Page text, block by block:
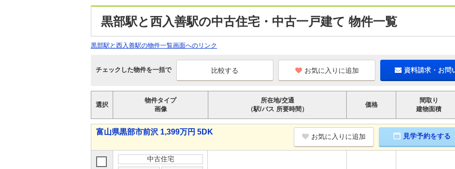
黒部駅と西入善駅の中古住宅・中古一戸建て 物件一覧
黒部駅と西入善駅の物件一覧画面へのリンク
チェックした物件を一括で お気に入りに追加 資料請求・お問
選択
物件タイプ
画像
所在地/交通
（駅/バス 所要時間）
価格
間取り
建物面積
富山県黒部市前沢 1,399万円 5DK
お気に入りに追加 見学予約をする
中古住宅